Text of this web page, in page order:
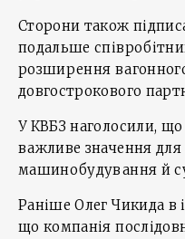
Сторони також
подальше
розширення
довгострокового
У КВБЗ наголосили,
важливе значення для
машинобудування й
Раніше Олег Чикида в
що компанія